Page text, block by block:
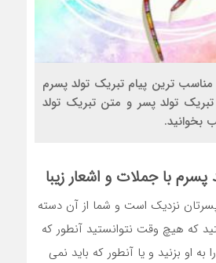
مناسب ترین پیام تبریک تولد پسرم
تولد پسر و متن تبریک تولد
بخوانید.
پسرمبا جملات و اشعار زیبا
نزدیک است و شما از آن دسته
که هیچ وقت نتوانستید آنطور که
او بزنید و یا آنطور که باید نمی